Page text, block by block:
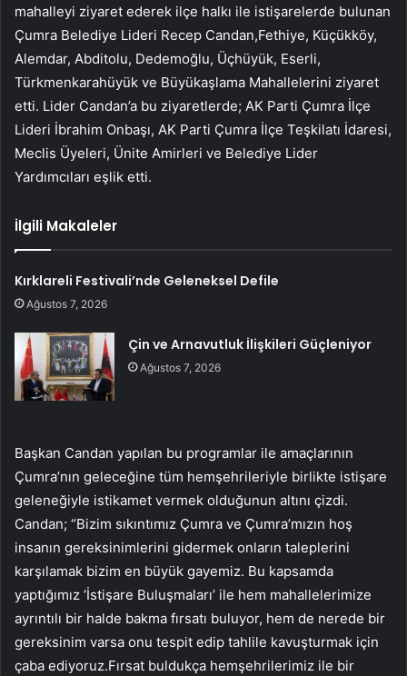
mahalleyi ziyaret ederek ilçe halkı ile istişarelerde bulunan
Çumra Belediye Lideri Recep Candan,Fethiye, Küçükköy,
Alemdar, Abditolu, Dedemoğlu, Üçhüyük, Eserli,
Türkmenkarahüyük ve Büyükaşlama Mahallelerini ziyaret
etti. Lider Candan’a bu ziyaretlerde; AK Parti Çumra İlçe
Lideri İbrahim Onbaşı, AK Parti Çumra İlçe Teşkilatı İdaresi,
Meclis Üyeleri, Ünite Amirleri ve Belediye Lider
Yardımcıları eşlik etti.
İlgili Makaleler
Kırklareli Festivali’nde Geleneksel Defile
Ağustos 7, 2026
Çin ve Arnavutluk İlişkileri Güçleniyor
Ağustos 7, 2026
Başkan Candan yapılan bu programlar ile amaçlarının
Çumra’nın geleceğine tüm hemşehrileriyle birlikte istişare
geleneğiyle istikamet vermek olduğunun altını çizdi.
Candan; “Bizim sıkıntımız Çumra ve Çumra’mızın hoş
insanın gereksinimlerini gidermek onların taleplerini
karşılamak bizim en büyük gayemiz. Bu kapsamda
yaptığımız ‘İstişare Buluşmaları’ ile hem mahallelerimize
ayrıntılı bir halde bakma fırsatı buluyor, hem de nerede bir
gereksinim varsa onu tespit edip tahlile kavuşturmak için
çaba ediyoruz.Fırsat buldukça hemşehrilerimiz ile bir